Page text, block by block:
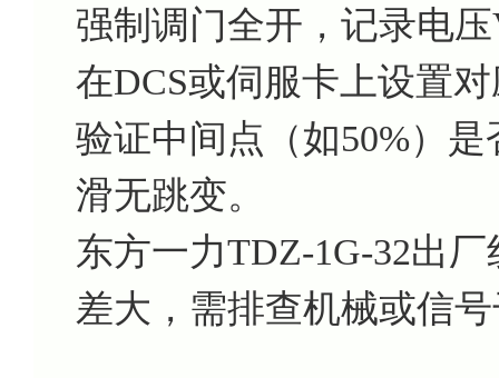
强制调门全开，记录电压
在DCS或伺服卡上设置
验证中间点（如50%）
滑无跳变。
东方一力TDZ-1G-32出
差大，需排查机械或信